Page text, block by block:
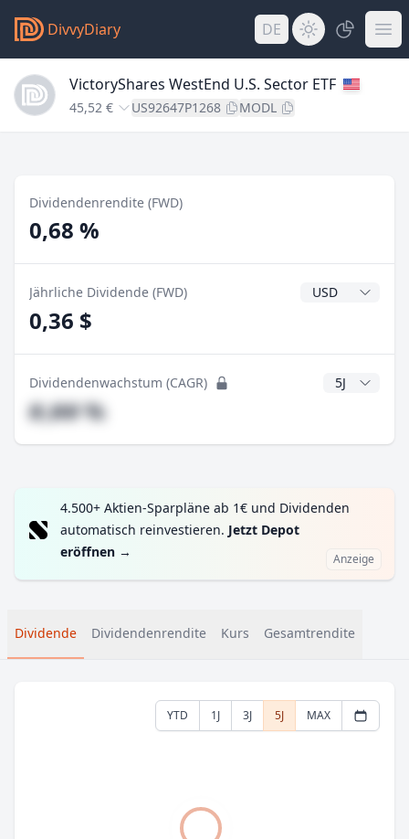
DivvyDiary DE
VictoryShares WestEnd U.S. Sector ETF
45,52 € US92647P1268 MODL
Dividendenrendite (FWD)
0,68 %
Jährliche Dividende (FWD)
0,36 $
Dividendenwachstum (CAGR) CAGR Jahre
#,## %
4.500+ Aktien-Sparpläne ab 1€ und Dividenden
automatisch reinvestieren. Jetzt Depot
eröffnen → Anzeige
Dividende Dividendenrendite Kurs Gesamtrendite
YTD 1J 3J 5J MAX